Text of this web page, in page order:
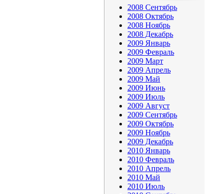
2008 Сентябрь
2008 Октябрь
2008 Ноябрь
2008 Декабрь
2009 Январь
2009 Февраль
2009 Март
2009 Апрель
2009 Май
2009 Июнь
2009 Июль
2009 Август
2009 Сентябрь
2009 Октябрь
2009 Ноябрь
2009 Декабрь
2010 Январь
2010 Февраль
2010 Апрель
2010 Май
2010 Июль